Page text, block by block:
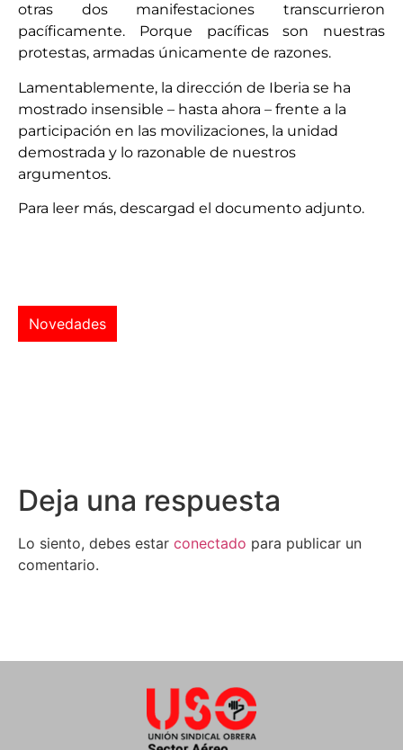
otras dos manifestaciones transcurrieron
pacíficamente. Porque pacíficas son nuestras
protestas, armadas únicamente de razones.
Lamentablemente, la dirección de Iberia se ha
mostrado insensible – hasta ahora – frente a la
participación en las movilizaciones, la unidad
demostrada y lo razonable de nuestros
argumentos.
Para leer más, descargad el documento adjunto.
Novedades
Deja una respuesta
Lo siento, debes estar conectado para publicar un
comentario.